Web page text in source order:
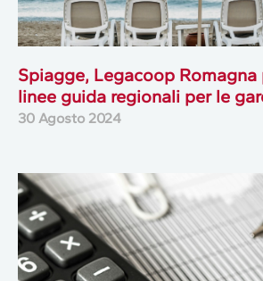
Spiagge, Legacoop Romagna
linee guida regionali per le
30 Agosto 2024